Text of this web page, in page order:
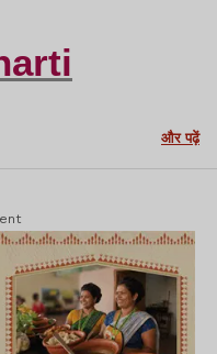
और पढ़ें